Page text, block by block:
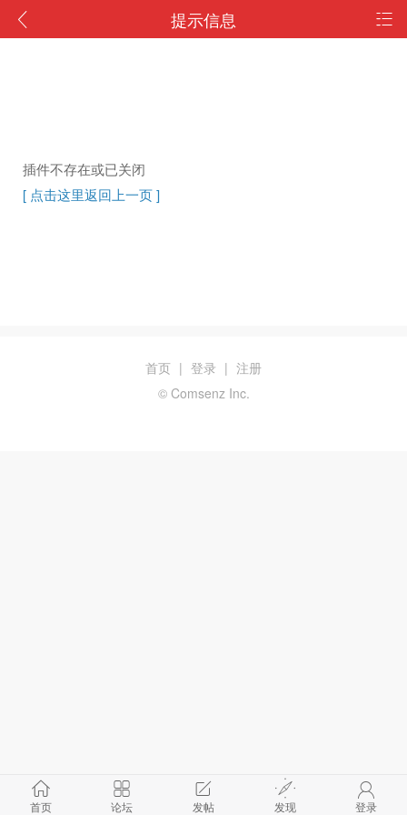
提示信息
插件不存在或已关闭
[ 点击这里返回上一页 ]
首页 论坛 发帖 发现 登录
首页 | 登录 | 注册
© Comsenz Inc.